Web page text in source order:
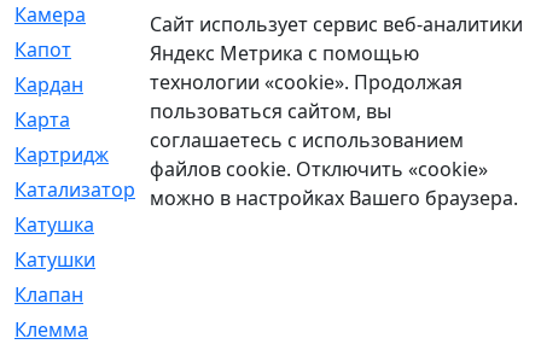
Камера
[4]
Капот
[144]
Кардан
[131]
Карта
[2]
Картридж
[250]
Катализатор
[1]
Катушка
Катушки
Клапан
Клемма
Сайт использует сервис веб-аналитики
Яндекс Метрика с помощью
технологии «cookie». Продолжая
пользоваться сайтом, вы
соглашаетесь с использованием
файлов cookie. Отключить «cookie»
можно в настройках Вашего браузера.